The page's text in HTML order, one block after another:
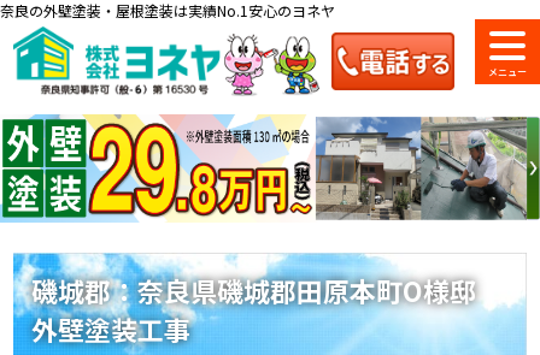
奈良の外壁塗装・屋根塗装は実績No.1安心のヨネヤ
料金一覧 会社案内 ショールーム
のご紹介
来店予約 お電話
磯城郡：奈良県磯城郡田原本町O様邸
外壁塗装工事